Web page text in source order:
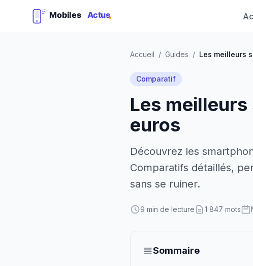
Accueil / Guides /
Comparatif
Les
euros
Découvrez les
Comparatifs détaillés,
sans se ruiner.
9 min de lecture 1 847 mots
Sommaire